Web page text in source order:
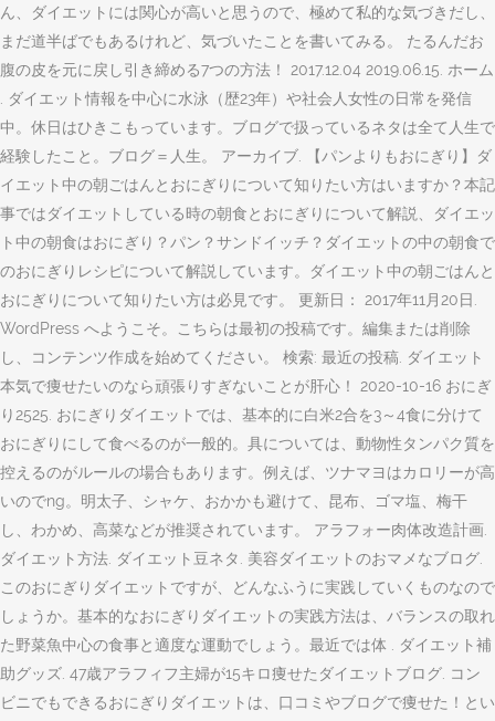
ん、ダイエットには関心が高いと思うので、極めて私的な気づきだし、
まだ道半ばでもあるけれど、気づいたことを書いてみる。 たるんだお
腹の皮を元に戻し引き締める7つの方法！ 2017.12.04 2019.06.15. ホーム
. ダイエット情報を中心に水泳（歴23年）や社会人女性の日常を発信
中。休日はひきこもっています。ブログで扱っているネタは全て人生で
経験したこと。ブログ＝人生。 アーカイブ. 【パンよりもおにぎり】ダ
イエット中の朝ごはんとおにぎりについて知りたい方はいますか？本記
事ではダイエットしている時の朝食とおにぎりについて解説、ダイエッ
ト中の朝食はおにぎり？パン？サンドイッチ？ダイエットの中の朝食で
のおにぎりレシピについて解説しています。ダイエット中の朝ごはんと
おにぎりについて知りたい方は必見です。 更新日： 2017年11月20日.
WordPress へようこそ。こちらは最初の投稿です。編集または削除
し、コンテンツ作成を始めてください。 検索: 最近の投稿. ダイエット
本気で痩せたいのなら頑張りすぎないことが肝心！ 2020-10-16 おにぎ
り2525. おにぎりダイエットでは、基本的に白米2合を3～4食に分けて
おにぎりにして食べるのが一般的。具については、動物性タンパク質を
控えるのがルールの場合もあります。例えば、ツナマヨはカロリーが高
いのでng。明太子、シャケ、おかかも避けて、昆布、ゴマ塩、梅干
し、わかめ、高菜などが推奨されています。 アラフォー肉体改造計画.
ダイエット方法. ダイエット豆ネタ. 美容ダイエットのおマメなブログ.
このおにぎりダイエットですが、どんなふうに実践していくものなので
しょうか。基本的なおにぎりダイエットの実践方法は、バランスの取れ
た野菜魚中心の食事と適度な運動でしょう。最近では体 . ダイエット補
助グッズ. 47歳アラフィフ主婦が15キロ痩せたダイエットブログ. コン
ビニでもできるおにぎりダイエットは、口コミやブログで痩せた！とい